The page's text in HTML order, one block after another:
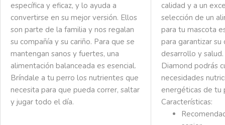
específica y eficaz, y lo ayuda a
convertirse en su mejor versión. Ellos
son parte de la familia y nos regalan
su compañía y su cariño. Para que se
mantengan sanos y fuertes, una
alimentación balanceada es esencial.
Bríndale a tu perro los nutrientes que
necesita para que pueda correr, saltar
y jugar todo el día.
calidad y a un
selección de un
para tu mascota
para garantizar su
desarrollo y
Diamond podrás
necesidades
energéticas de
Características: